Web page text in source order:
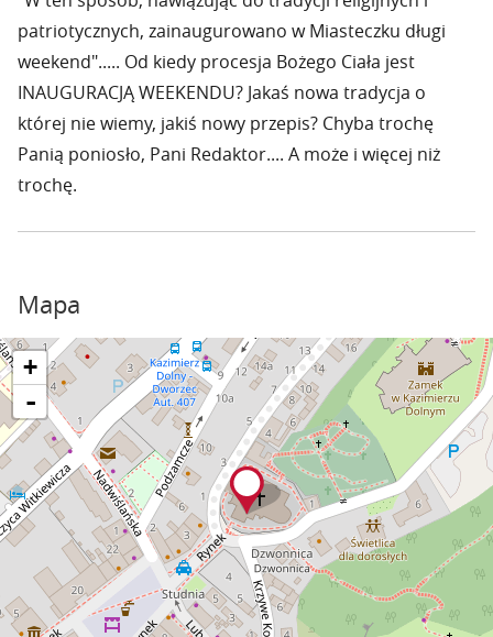
patriotycznych, zainaugurowano w Miasteczku długi
weekend"..... Od kiedy procesja Bożego Ciała jest
INAUGURACJĄ WEEKENDU? Jakaś nowa tradycja o
której nie wiemy, jakiś nowy przepis? Chyba trochę
Panią poniosło, Pani Redaktor.... A może i więcej niż
trochę.
Mapa
+
-